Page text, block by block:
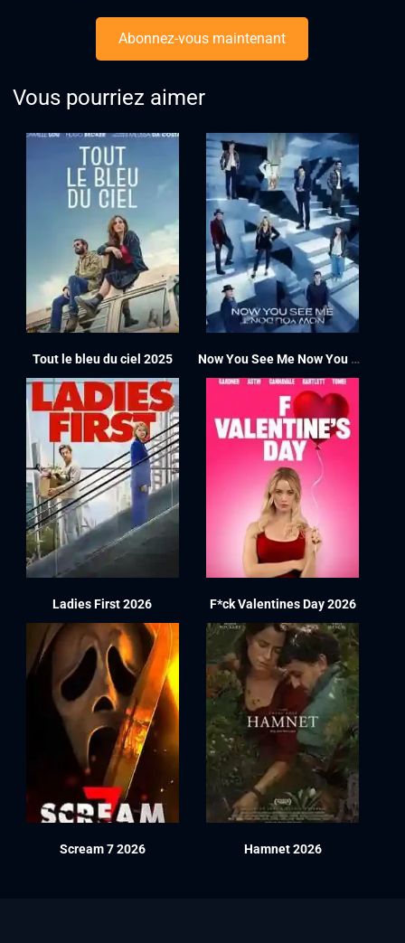
Abonnez-vous maintenant
Vous pourriez aimer
Tout le bleu du ciel 2025 Now You See Me Now You Don’t 2025
Ladies First 2026 F*ck Valentines Day 2026
Scream 7 2026 Hamnet 2026